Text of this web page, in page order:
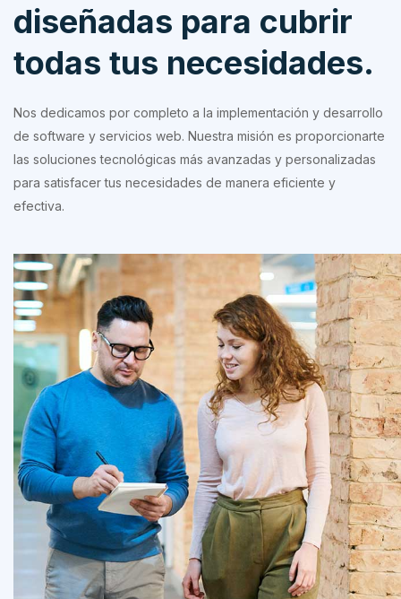
diseñadas para cubrir
todas tus necesidades.
Nos dedicamos por completo a la implementación y desarrollo
de software y servicios web. Nuestra misión es proporcionarte
las soluciones tecnológicas más avanzadas y personalizadas
para satisfacer tus necesidades de manera eficiente y
efectiva.